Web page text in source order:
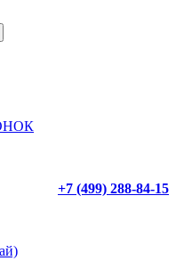
+7 (499) 288-84-15